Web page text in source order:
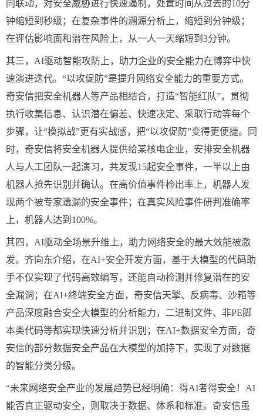
同联动，对安全威胁进行快速遏制，处置时间从过去的10分
钟缩短到秒级；在复杂事件的溯源分析上，缩短到分钟级；
在评估影响面和潜在风险上，从一人一天缩短到3分钟。
其三，AI驱动智能攻防上，助力企业的安全能力在博弈中快
速演进迭代。“以攻促防”是提升网络安全能力的重要方式。
奇安信把安全机器人等产品相结合，打造“智能红队”，贯彻
执行收集信息、认识潜在偏差、快速决定、采取行动等每个
步骤，让“模拟战”更有实战感，把“以攻促防”变得更便捷。同
时，奇安信将安全机器人提供给某核电企业，安排安全机器
人与人工团队一起演习，共发现15起安全事件，一半以上由
机器人抢先识别并确认。在高价值事件检出率上，机器人发
现两个被专家遗漏的安全事件；在真实风险事件研判准确率
上，机器人达到100%。
其四，AI驱动全场景升维上，助力网络安全的最大效能被激
发。齐向东介绍，在AI+安全开发方面，基于大模型的代码助
手不仅实现了代码高效编写，还能自动检测并修复潜在的安
全漏洞；在AI+终端安全方面，奇安信天擎、反病毒、沙箱等
产品深度融合安全大模型的分析能力，二进制文件、非PE脚
本类代码等都实现快速分析并识别；在AI+数据安全方面，奇
安信的部分数据安全产品在大模型的加持下，实现了对数据
的智能分类分级。
“未来网络安全产业的发展趋势已经明确：得AI者得安全！AI
能否真正驱动安全，则取决于数据、体系和标准。奇安信虽